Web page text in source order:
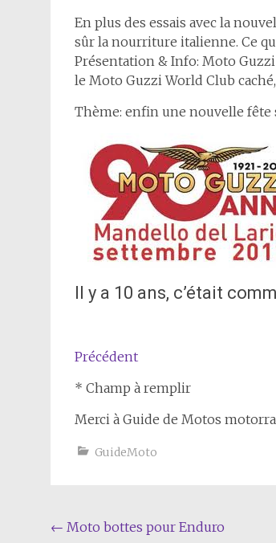
En plus des essais avec la
sûr la nourriture italienne. Ce
Présentation & Info: Moto
le Moto Guzzi World Club
Thème: enfin une nouvelle fête
Il y a 10 ans, c’était
Précédent
* Champ à remplir
Merci à Guide de Motos
GuideMoto
Navigation
← Moto bottes pour Enduro